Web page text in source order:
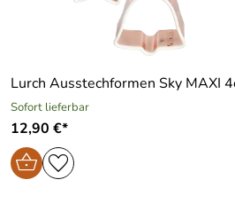
Lurch Ausstechformen Sky MAXI
Sofort lieferbar
12,90 €*